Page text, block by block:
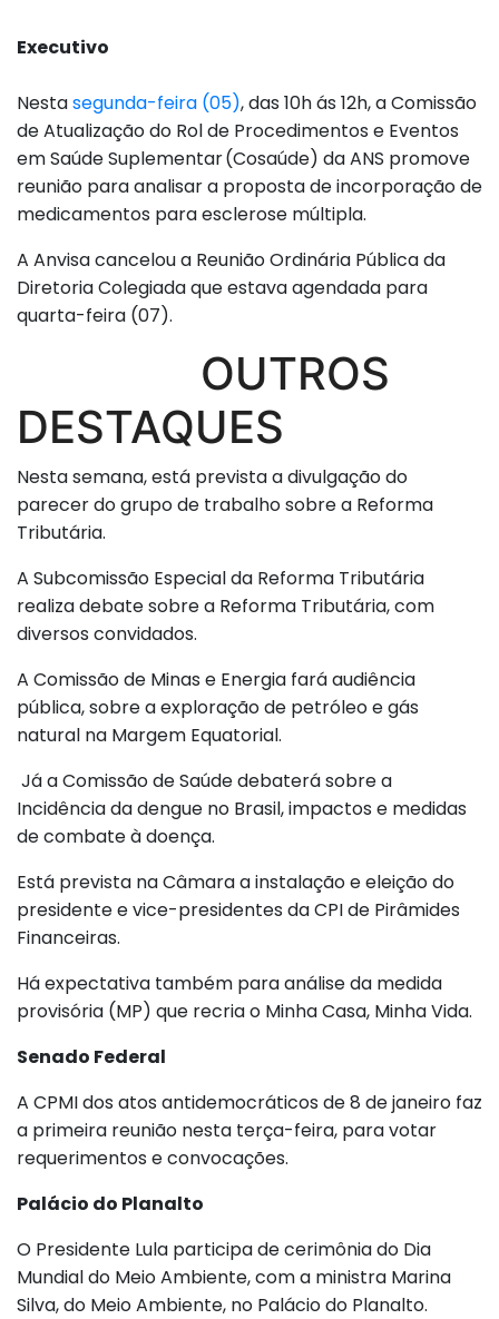
Executivo
Nestasegunda-feira (05), das 10h ás 12h, a Comissão
de Atualização do Rol de Procedimentos e Eventos
em Saúde Suplementar (Cosaúde) da ANS promove
reunião para analisar a proposta de incorporação de
medicamentos para esclerose múltipla.
A Anvisa cancelou a Reunião Ordinária Pública da
Diretoria Colegiada que estava agendada para
quarta-feira (07).
OUTROS
DESTAQUES
Nesta semana, está prevista a divulgação do
parecer do grupo de trabalho sobre a Reforma
Tributária.
A Subcomissão Especial da Reforma Tributária
realiza debate sobre a Reforma Tributária, com
diversos convidados.
A Comissão de Minas e Energia fará audiência
pública, sobre a exploração de petróleo e gás
natural na Margem Equatorial.
Já a Comissão de Saúde debaterá sobre a
Incidência da dengue no Brasil, impactos e medidas
de combate à doença.
Está prevista na Câmara a instalação e eleição do
presidente e vice-presidentes da CPI de Pirâmides
Financeiras.
Há expectativa também para análise da medida
provisória (MP) que recria o Minha Casa, Minha Vida.
Senado Federal
A CPMI dos atos antidemocráticos de 8 de janeiro faz
a primeira reunião nesta terça-feira, para votar
requerimentos e convocações.
Palácio do Planalto
O Presidente Lula participa de cerimônia do Dia
Mundial do Meio Ambiente, com a ministra Marina
Silva, do Meio Ambiente, no Palácio do Planalto.